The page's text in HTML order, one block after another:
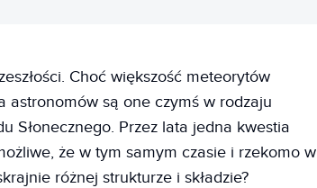
Choć większość meteorytów
astronomów są one czymś w rodzaju
Słonecznego. Przez lata jedna kwestia
że w tym samym czasie i rzekomo w
różnej strukturze i składzie?